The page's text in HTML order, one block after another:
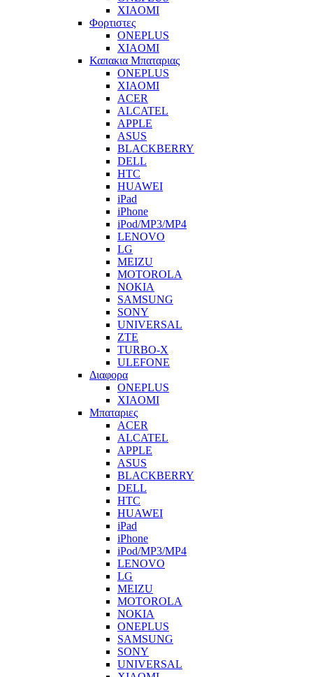
XIAOMI
Φορτιστες
ONEPLUS
XIAOMI
Καπακια Μπαταριας
ONEPLUS
XIAOMI
ACER
ALCATEL
APPLE
ASUS
BLACKBERRY
DELL
HTC
HUAWEI
iPad
iPhone
iPod/MP3/MP4
LENOVO
LG
MEIZU
MOTOROLA
NOKIA
SAMSUNG
SONY
UNIVERSAL
ZTE
TURBO-X
ULEFONE
Διαφορα
ONEPLUS
XIAOMI
Μπαταριες
ACER
ALCATEL
APPLE
ASUS
BLACKBERRY
DELL
HTC
HUAWEI
iPad
iPhone
iPod/MP3/MP4
LENOVO
LG
MEIZU
MOTOROLA
NOKIA
ONEPLUS
SAMSUNG
SONY
UNIVERSAL